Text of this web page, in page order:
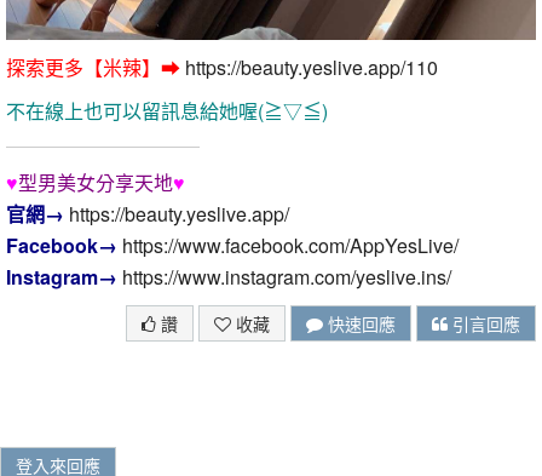
探索更多【米辣】➡ https://beauty.yeslive.app/110
不在線上也可以留訊息給她喔(≧▽≦)
♥型男美女分享天地♥
官網→ https://beauty.yeslive.app/
Facebook→ https://www.facebook.com/AppYesLive/
Instagram→ https://www.instagram.com/yeslive.ins/
讚 收藏 快速回應 引言回應
登入來回應